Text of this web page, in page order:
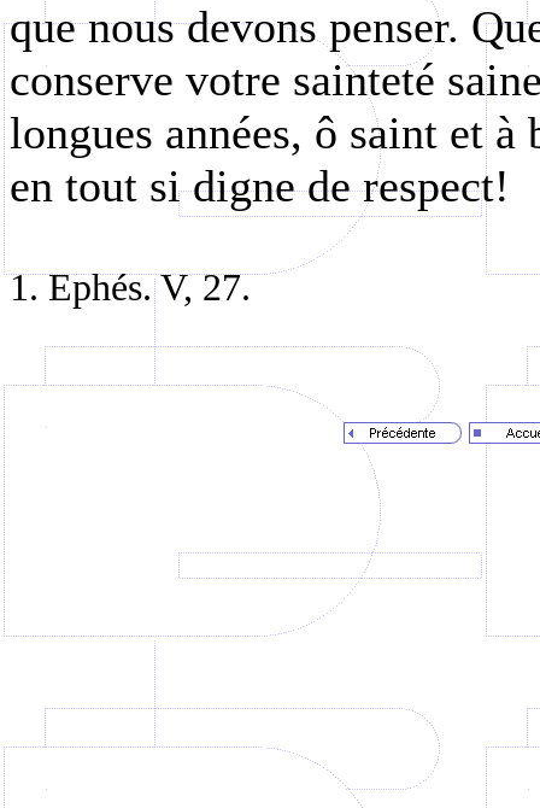
que nous devons penser.
conserve votre sainteté
longues années, ô saint et
en tout si digne de respect!
1.Ephés. V, 27.